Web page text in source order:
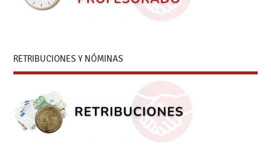
RETRIBUCIONES Y NÓMINAS